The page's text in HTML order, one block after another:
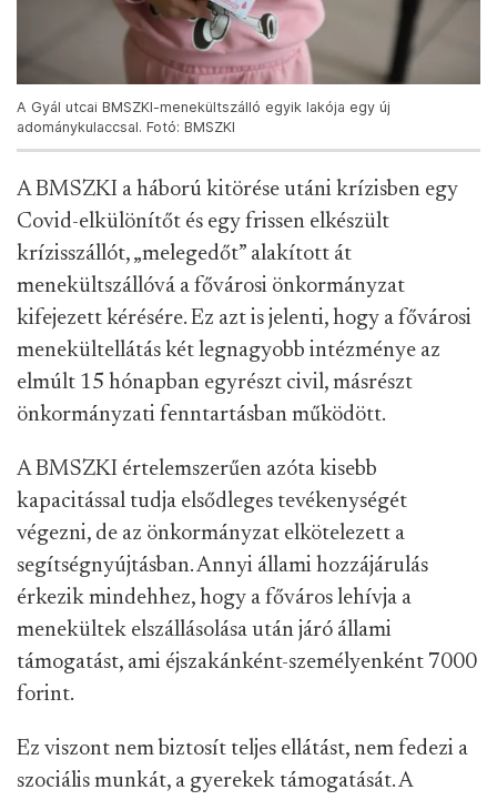
A Gyál utcai BMSZKI-menekültszálló egyik lakója egy új
adománykulaccsal. Fotó: BMSZKI
A BMSZKI a háború kitörése utáni krízisben egy
Covid-elkülönítőt és egy frissen elkészült
krízisszállót, „melegedőt” alakított át
menekültszállóvá a fővárosi önkormányzat
kifejezett kérésére. Ez azt is jelenti, hogy a fővárosi
menekültellátás két legnagyobb intézménye az
elmúlt 15 hónapban egyrészt civil, másrészt
önkormányzati fenntartásban működött.
A BMSZKI értelemszerűen azóta kisebb
kapacitással tudja elsődleges tevékenységét
végezni, de az önkormányzat elkötelezett a
segítségnyújtásban. Annyi állami hozzájárulás
érkezik mindehhez, hogy a főváros lehívja a
menekültek elszállásolása után járó állami
támogatást, ami éjszakánként-személyenként 7000
forint.
Ez viszont nem biztosít teljes ellátást, nem fedezi a
szociális munkát, a gyerekek támogatását. A